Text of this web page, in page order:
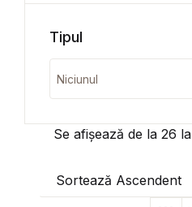
Se afișează de la 26 la
Sortează Ascendent
Tipul